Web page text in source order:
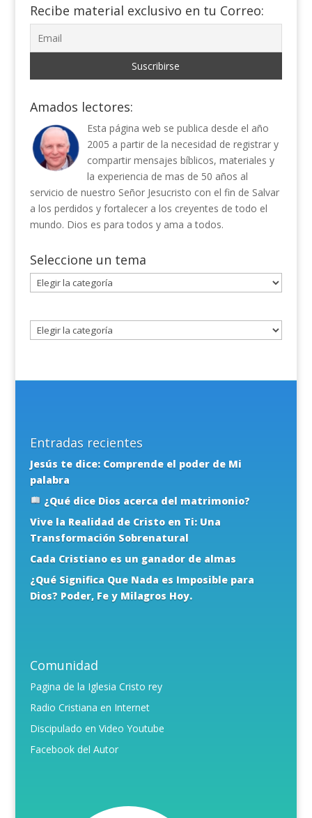
Recibe material exclusivo en tu Correo:
Amados lectores:
Esta página web se publica desde el año
2005 a partir de la necesidad de registrar y
compartir mensajes bíblicos, materiales y
la experiencia de mas de 50 años al
servicio de nuestro Señor Jesucristo con el fin de Salvar
a los perdidos y fortalecer a los creyentes de todo el
mundo. Dios es para todos y ama a todos.
Seleccione un tema
Seleccione
un
Entradas recientes
Jesús te dice: Comprende el poder de Mi
palabra
¿Qué dice Dios acerca del matrimonio?
Vive la Realidad de Cristo en Ti: Una
Transformación Sobrenatural
Cada Cristiano es un ganador de almas
¿Qué Significa Que Nada es Imposible para
Dios? Poder, Fe y Milagros Hoy.
Comunidad
Pagina de la Iglesia Cristo rey
Radio Cristiana en Internet
Discipulado en Video Youtube
Facebook del Autor